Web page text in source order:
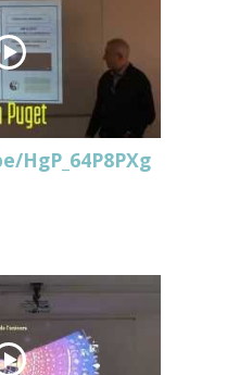
HgP_64P8PXg